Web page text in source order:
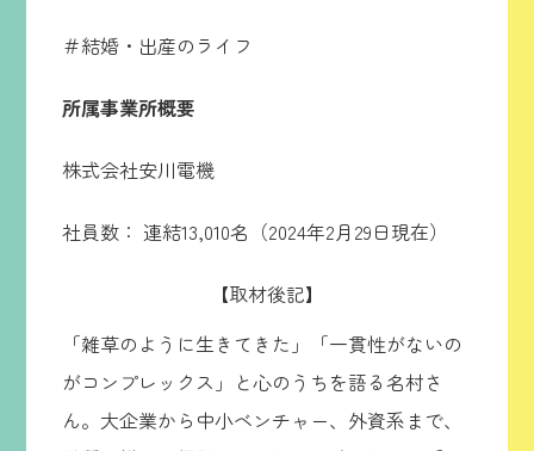
＃結婚・出産のライフ
所属事業所概要
株式会社安川電機
社員数： 連結13,010名（2024年2月29日現在）
【取材後記】
「雑草のように生きてきた」「一貫性がないの
がコンプレックス」と心のうちを語る名村さ
ん。大企業から中小ベンチャー、外資系まで、